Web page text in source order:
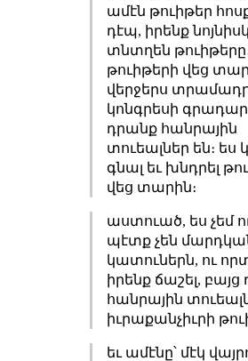
ամէն թուիթեր
դէպ, իրենք
տնտղեն
թուիթերի վեց
վերջերս
կոնգրեսի
դրանք հանրային
տուեալներ են։ ես
գնալ եւ խնդրել
վեց տարին։
աստուած, ես չեմ
պէտք չեն
կատուներն, ու
իրենք ճաշել,
հանրային
իւրաքանչիւրի
եւ ամէնը՝ մէկ